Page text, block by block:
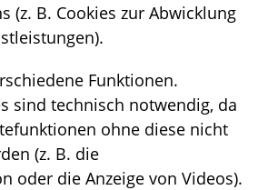
(z. B. Cookies zur Abwicklung
Funktionen.
sind technisch notwendig, da
ohne diese nicht
(z. B. die
oder die Anzeige von Videos).